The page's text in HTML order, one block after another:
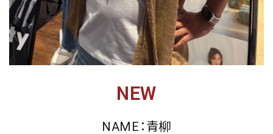
NEW
NAME：青柳